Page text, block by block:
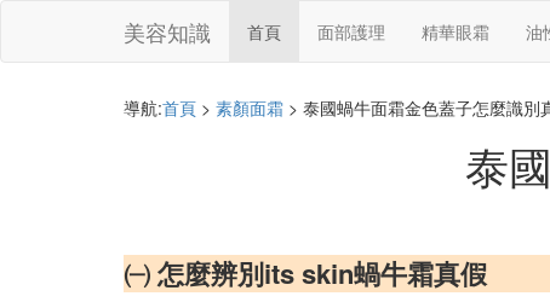
美容知識 首頁 面部護理 精華眼霜 油
導航:首頁 > 素顏面霜 > 泰國蝸牛面霜金色蓋子怎麼識別
泰
㈠ 怎麼辨別its skin蝸牛霜真假